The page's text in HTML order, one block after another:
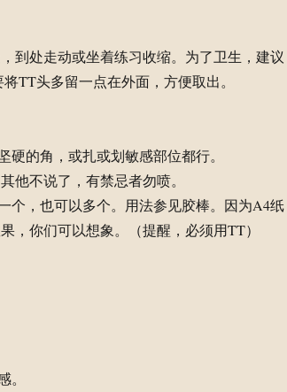
到处走动或坐着练习收缩。为了卫生，建议
TT头多留一点在外面，方便取出。
的角，或扎或划敏感部位都行。
他不说了，有禁忌者勿喷。
个，也可以多个。用法参见胶棒。因为A4纸
，你们可以想象。（提醒，必须用TT）